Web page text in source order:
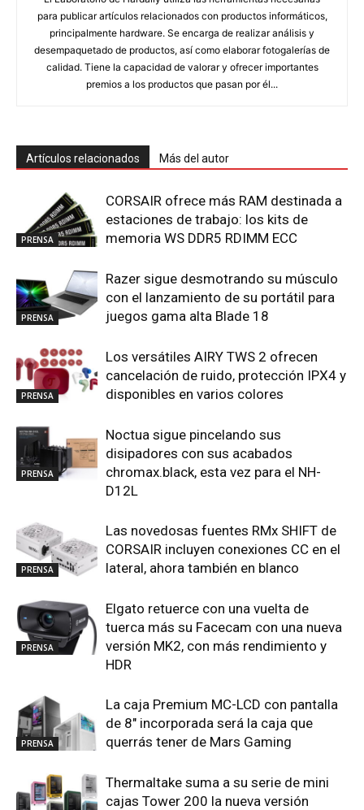
para publicar artículos relacionados con productos informáticos,
principalmente hardware. Se encarga de realizar análisis y
desempaquetado de productos, así como elaborar fotogalerías de
calidad. Tiene la capacidad de valorar y ofrecer importantes
premios a los productos que pasan por él...
Artículos relacionados Más del autor
PRENSA
CORSAIR ofrece más RAM destinada a
estaciones de trabajo: los kits de
memoria WS DDR5 RDIMM ECC
PRENSA
Razer sigue desmotrando su músculo
con el lanzamiento de su portátil para
juegos gama alta Blade 18
PRENSA
Los versátiles AIRY TWS 2 ofrecen
cancelación de ruido, protección IPX4 y
disponibles en varios colores
PRENSA
Noctua sigue pincelando sus
disipadores con sus acabados
chromax.black, esta vez para el NH-
D12L
PRENSA
Las novedosas fuentes RMx SHIFT de
CORSAIR incluyen conexiones CC en el
lateral, ahora también en blanco
PRENSA
Elgato retuerce con una vuelta de
tuerca más su Facecam con una nueva
versión MK2, con más rendimiento y
HDR
PRENSA
La caja Premium MC-LCD con pantalla
de 8″ incorporada será la caja que
querrás tener de Mars Gaming
Thermaltake suma a su serie de mini
cajas Tower 200 la nueva versión